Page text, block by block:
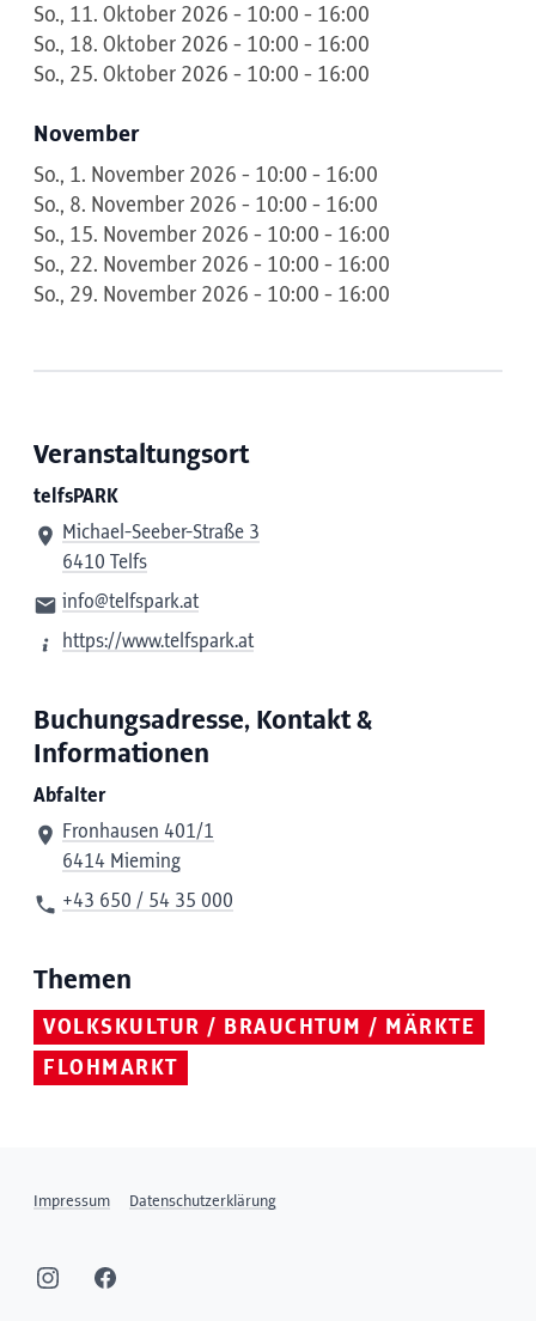
So., 11. Oktober 2026 - 10:00 - 16:00
So., 18. Oktober 2026 - 10:00 - 16:00
So., 25. Oktober 2026 - 10:00 - 16:00
November
So., 1. November 2026 - 10:00 - 16:00
So., 8. November 2026 - 10:00 - 16:00
So., 15. November 2026 - 10:00 - 16:00
So., 22. November 2026 - 10:00 - 16:00
So., 29. November 2026 - 10:00 - 16:00
Veranstaltungsort
telfsPARK
Michael-Seeber-Straße 3
6410 Telfs
info@telfspark.at
https://www.telfspark.at
Buchungsadresse, Kontakt &
Informationen
Abfalter
Fronhausen 401/1
6414 Mieming
+43 650 / 54 35 000
Themen
VOLKSKULTUR / BRAUCHTUM / MÄRKTE
FLOHMARKT
Impressum Datenschutzerklärung